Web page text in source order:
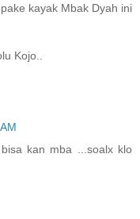
kayak Mbak Dyah ini
Kojo..
kan mba ...soalx klo